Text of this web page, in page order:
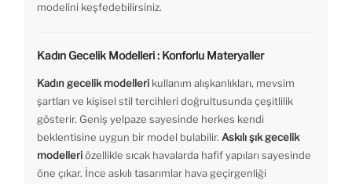
modelini keşfedebilirsiniz.
Kadın Gecelik Modelleri : Konforlu Materyaller
Kadın gecelik modelleri kullanım alışkanlıkları, mevsim
şartları ve kişisel stil tercihleri doğrultusunda çeşitlilik
gösterir. Geniş yelpaze sayesinde herkes kendi
beklentisine uygun bir model bulabilir. Askılı şık gecelik
modelleriözellikle sıcak havalarda hafif yapıları sayesinde
öne çıkar. İnce askılı tasarımlar hava geçirgenliği